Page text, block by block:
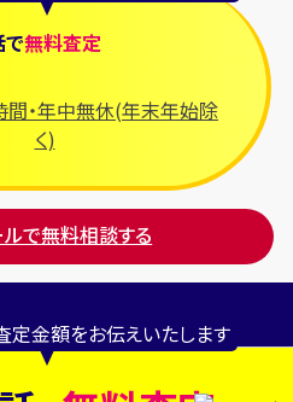
定金額をお伝えいたします
で無料査定
間・年中無休(年末年始除
く)
ルで無料相談する